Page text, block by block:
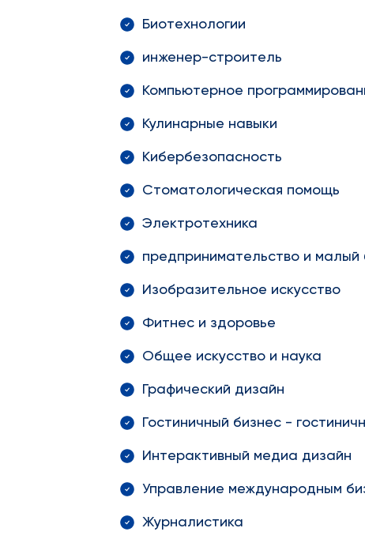
Биотехнологии
инженер-строитель
Компьютерное
Кулинарные навыки
Кибербезопасность
Стоматологическая помощь
Электротехника
предпринимательство и малый
Изобразительное искусство
Фитнес и здоровье
Общее искусство и наука
Графический дизайн
Гостиничный бизнес -
Интерактивный медиа дизайн
Управление международным
Журналистика